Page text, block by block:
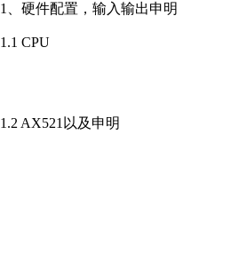
1、硬件配置，输入输出申明
1.1 CPU
1.2 AX521以及申明